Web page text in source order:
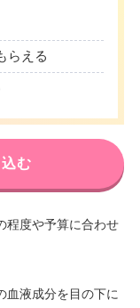
らえる
む
程度や予算に合わせ
血液成分を目の下に